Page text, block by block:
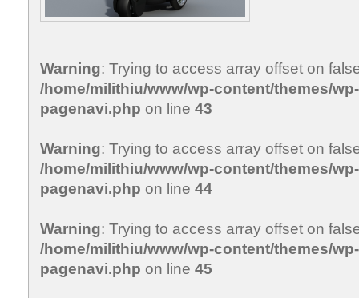
Warning: Trying to access array offset on
/home/milithiu/www/wp-content/themes/
pagenavi.php on line 43
Warning: Trying to access array offset on
/home/milithiu/www/wp-content/themes/
pagenavi.php on line 44
Warning: Trying to access array offset on
/home/milithiu/www/wp-content/themes/
pagenavi.php on line 45